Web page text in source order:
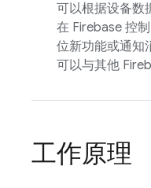
可以根据设备数
在 Firebase 控
位新功能或通知
可以与其他
工作原理